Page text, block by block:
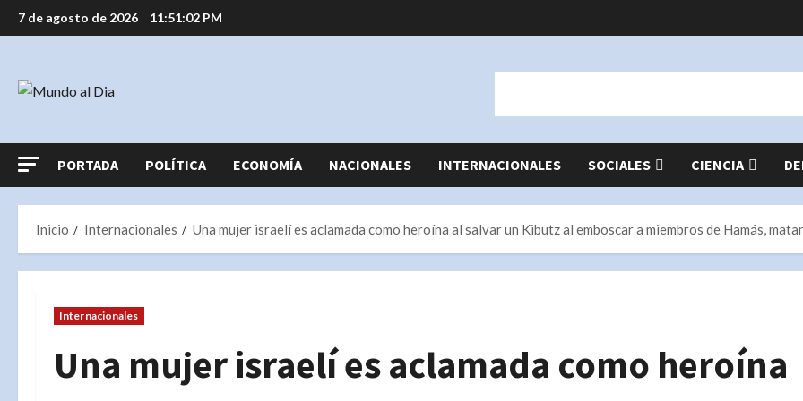
Saltar
al
7 de agosto de 2026 11:51:03 PM
PORTADA POLÍTICA ECONOMÍA NACIONALES INTERNACIONALES SOCIALES CIENCIA
Inicio Internacionales Una mujer israelí es aclamada como heroína al salvar un Kibutz al emboscar a miembros de Hamás,
Internacionales
Una mujer israelí es aclamada como heroína